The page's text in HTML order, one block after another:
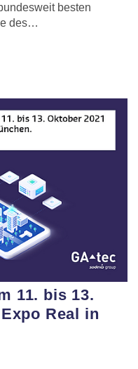
besten
des…
11. bis 13.
Real in